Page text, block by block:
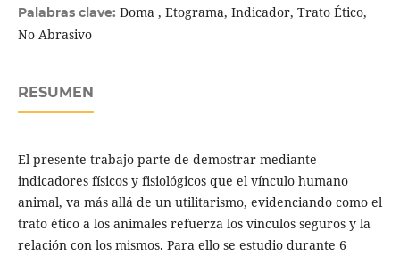
Palabras clave: Doma , Etograma, Indicador, Trato Ético,
No Abrasivo
RESUMEN
El presente trabajo parte de demostrar mediante
indicadores físicos y fisiológicos que el vínculo humano
animal, va más allá de un utilitarismo, evidenciando como el
trato ético a los animales refuerza los vínculos seguros y la
relación con los mismos. Para ello se estudio durante 6